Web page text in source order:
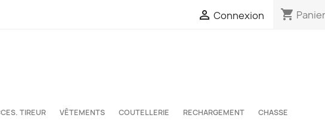
 Connexion shopping_cart
TIREUR VÊTEMENTS COUTELLERIE RECHARGEMENT CHASSE